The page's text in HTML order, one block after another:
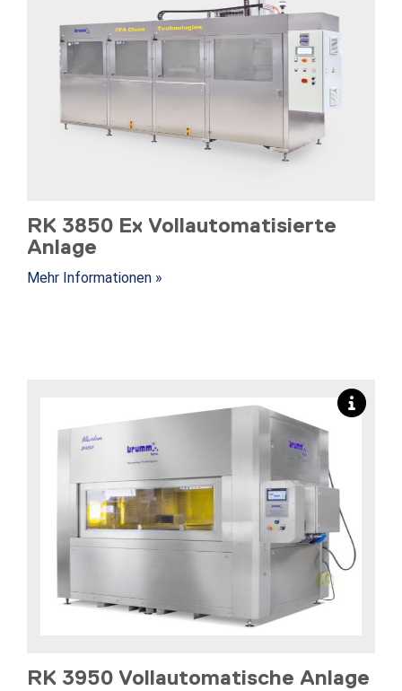
RK 3850 Ex Vollautomatisierte
Anlage
Mehr Informationen »
RK 3950 Vollautomatische Anlage